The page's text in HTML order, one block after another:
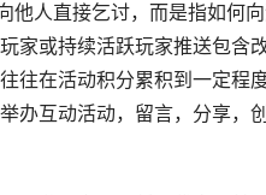
人直接乞讨，而是指如何向
家或持续活跃玩家推送包含
往在活动积分累积到一定程
办互动活动，留言，分享，